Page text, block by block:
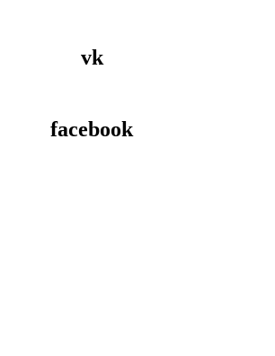
vk
facebook